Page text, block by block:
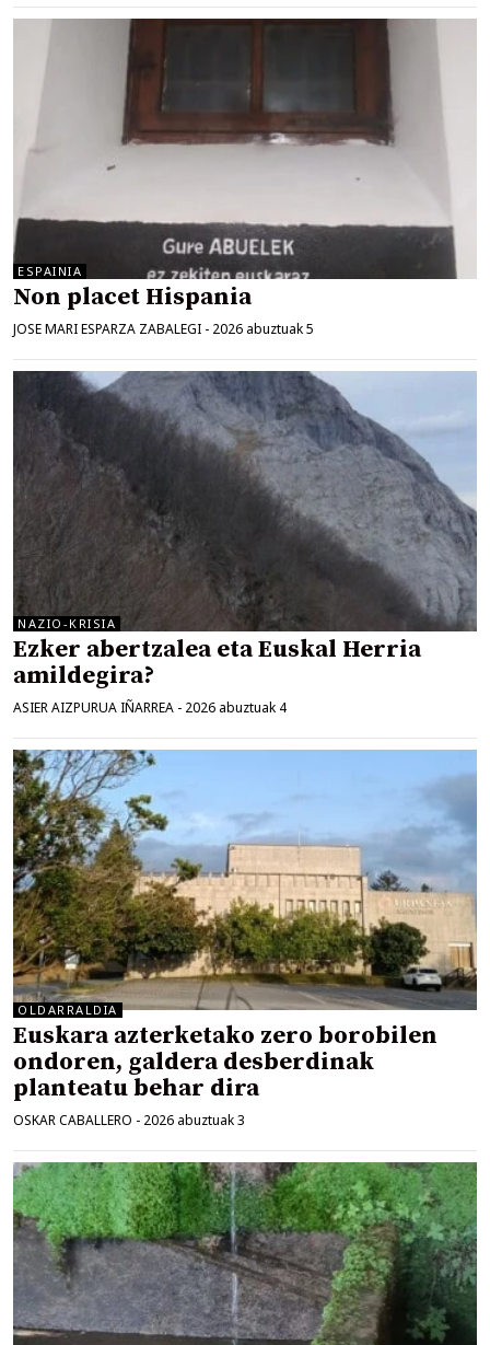
ESPAINIA
Non placet Hispania
JOSE MARI ESPARZA ZABALEGI - 2026 abuztuak 5
NAZIO-KRISIA
Ezker abertzalea eta Euskal Herria
amildegira?
ASIER AIZPURUA IÑARREA - 2026 abuztuak 4
OLDARRALDIA
Euskara azterketako zero borobilen
ondoren, galdera desberdinak
planteatu behar dira
OSKAR CABALLERO - 2026 abuztuak 3